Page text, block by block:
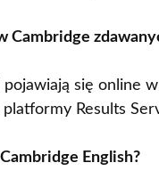
Cambridge
się online
Results
English?